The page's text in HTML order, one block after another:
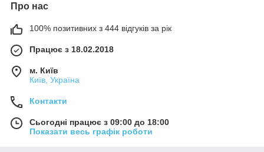
Про нас
100% позитивних з 444 відгуків за рік
Працює з 18.02.2018
м. Київ
Київ, Україна
Контакти
Сьогодні працює з 09:00 до 18:00
Показати весь графік роботи